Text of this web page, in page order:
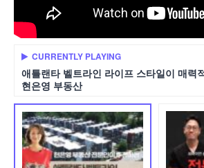
CURRENTLY PLAYING
애틀랜타 벨트라인 라이프 스타일이 매력
현은영 부동산